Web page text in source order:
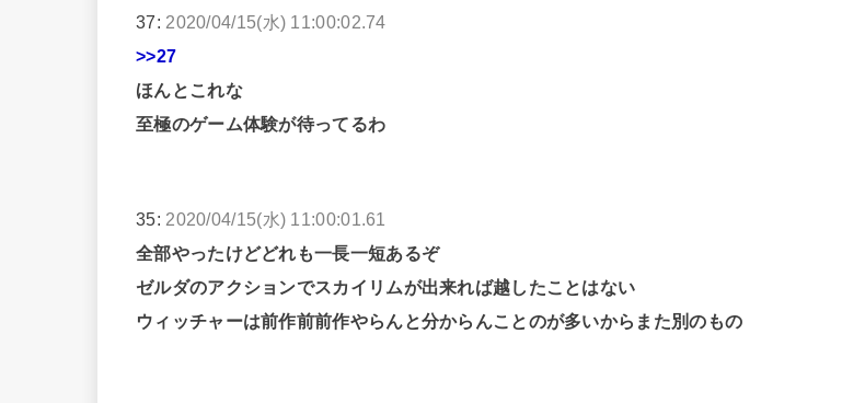
37: 2020/04/15(水) 11:00:02.74
>>27
ほんとこれな
至極のゲーム体験が待ってるわ
35: 2020/04/15(水) 11:00:01.61
全部やったけどどれも一長一短あるぞ
ゼルダのアクションでスカイリムが出来れば越したことはない
ウィッチャーは前作前前作やらんと分からんことのが多いからまた別のもの